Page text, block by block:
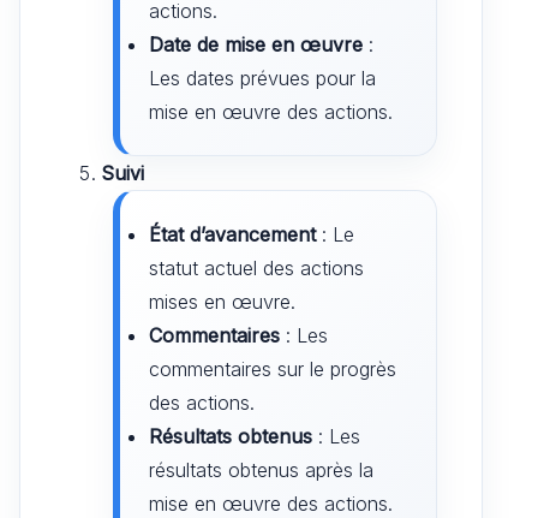
actions.
Date de mise en œuvre :
Les dates prévues pour la
mise en œuvre des actions.
Suivi
État d’avancement: Le
statut actuel des actions
mises en œuvre.
Commentaires : Les
commentaires sur le progrès
des actions.
Résultats obtenus : Les
résultats obtenus après la
mise en œuvre des actions.